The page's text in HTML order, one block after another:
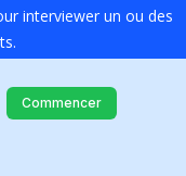
interviewer un ou des
Commencer